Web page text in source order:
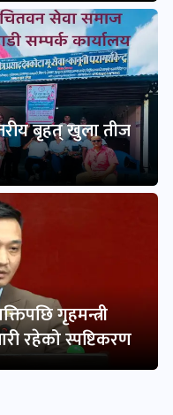
बृहत् खुला तीज
गृहमन्त्री
रहेको स्पष्टिकरण